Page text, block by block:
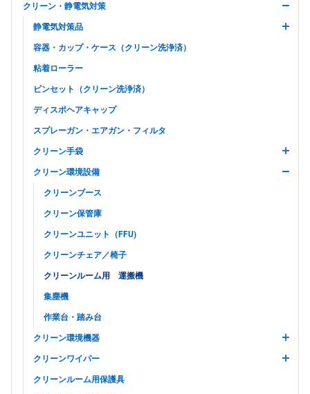
クリーン・静電気対策
静電気対策品
容器・カップ・ケース（クリーン洗浄済）
粘着ローラー
ピンセット（クリーン洗浄済）
ディスポヘアキャップ
スプレーガン・エアガン・フィルタ
クリーン手袋
クリーン環境設備
クリーンブース
クリーン保管庫
クリーンユニット（FFU)
クリーンチェア／椅子
クリーンルーム用 運搬機
集塵機
作業台・踏み台
クリーン環境機器
クリーンワイパー
クリーンルーム用保護具